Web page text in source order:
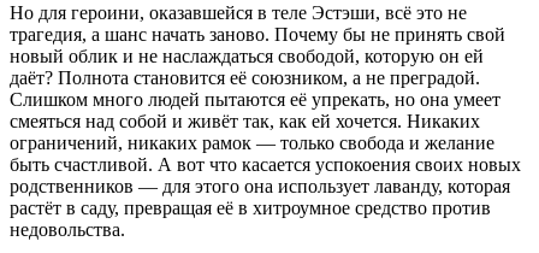
Но для героини, оказавшейся в теле Эстэши, всё это не
трагедия, а шанс начать заново. Почему бы не принять свой
новый облик и не наслаждаться свободой, которую он ей
даёт? Полнота становится её союзником, а не преградой.
Слишком много людей пытаются её упрекать, но она умеет
смеяться над собой и живёт так, как ей хочется. Никаких
ограничений, никаких рамок — только свобода и желание
быть счастливой. А вот что касается успокоения своих новых
родственников — для этого она использует лаванду, которая
растёт в саду, превращая её в хитроумное средство против
недовольства.